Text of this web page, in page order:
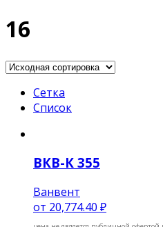
16
Сетка
Список
ВКВ-К 355
Ванвент
от 20,774.40 ₽